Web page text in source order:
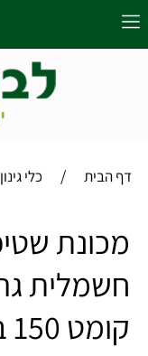
דף הבית / כלי גינון
קומט 150 באר 500 לש 2350W